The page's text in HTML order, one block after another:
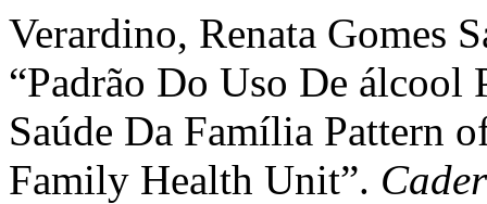
Verardino, Renata Gomes
“Padrão Do Uso De álcool
Saúde Da Família Pattern
Family Health Unit”.